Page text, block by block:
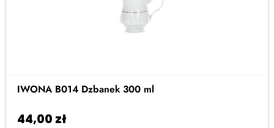
IWONA B014 Dzbanek 300 ml
44,00 zł